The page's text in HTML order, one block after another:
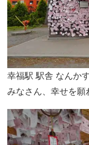
幸福駅 駅舎 なんか
みなさん、幸せを願